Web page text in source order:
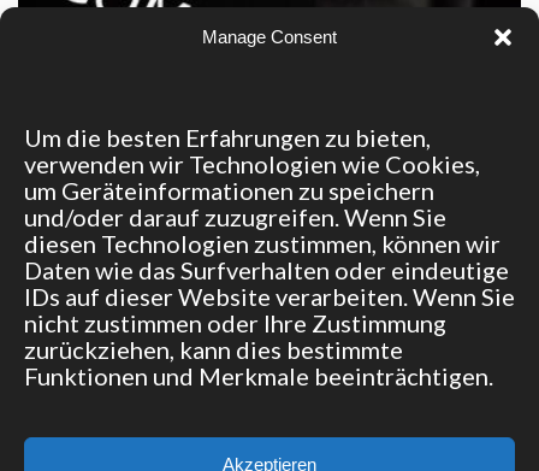
Manage Consent
Um die besten Erfahrungen zu bieten,
verwenden wir Technologien wie Cookies,
um Geräteinformationen zu speichern
und/oder darauf zuzugreifen. Wenn Sie
diesen Technologien zustimmen, können wir
Daten wie das Surfverhalten oder eindeutige
IDs auf dieser Website verarbeiten. Wenn Sie
nicht zustimmen oder Ihre Zustimmung
zurückziehen, kann dies bestimmte
Funktionen und Merkmale beeinträchtigen.
Akzeptieren
Dachboxen
© 2015 Team Boxenstop | Made with ♥ by